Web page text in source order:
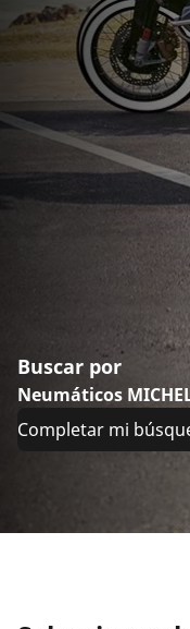
Buscar por
Neumáticos
Completar mi